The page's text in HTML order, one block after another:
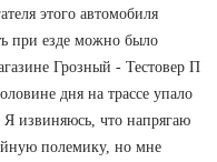
этого автомобиля
при езде можно было
Грозный - Тестовер П
дня на трассе упало
Я извиняюсь, что напрягаю
полемику, но мне